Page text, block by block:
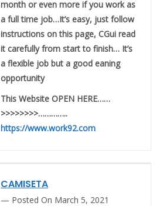
month or even more if you work as
a full time job…It’s easy, just follow
instructions on this page, CGui read
it carefully from start to finish… It’s
a flexible job but a good eaning
opportunity
This Website OPEN HERE……
>>>>>>>>…………..
https://www.work92.com
CAMISETA
Posted On March 5, 2021